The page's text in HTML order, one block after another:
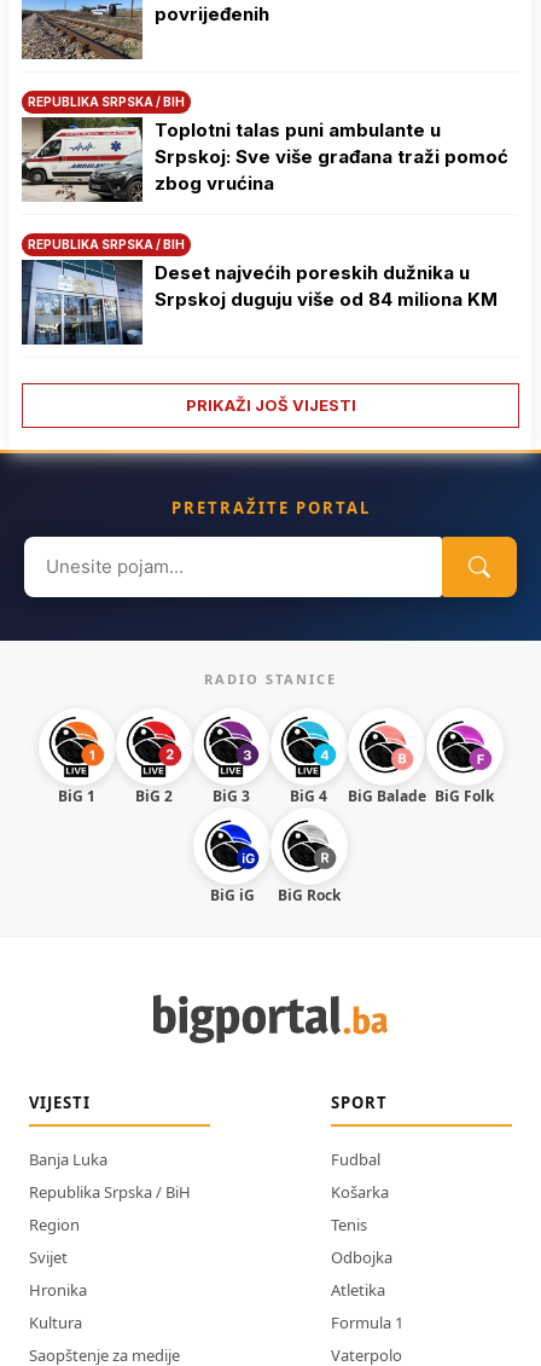
povrijeđenih
REPUBLIKA SRPSKA / BIH
Toplotni talas puni ambulante u
Srpskoj: Sve više građana traži pomoć
zbog vrućina
REPUBLIKA SRPSKA / BIH
Deset najvećih poreskih dužnika u
Srpskoj duguju više od 84 miliona KM
PRIKAŽI JOŠ VIJESTI
PRETRAŽITE PORTAL
Search
for:
RADIO STANICE
BiG 1 BiG 2 BiG 3 BiG 4 BiG Balade BiG Folk
BiG iG BiG Rock
VIJESTI
Banja Luka
Republika Srpska / BiH
Region
Svijet
Hronika
Kultura
Saopštenje za medije
SPORT
Fudbal
Košarka
Tenis
Odbojka
Atletika
Formula 1
Vaterpolo